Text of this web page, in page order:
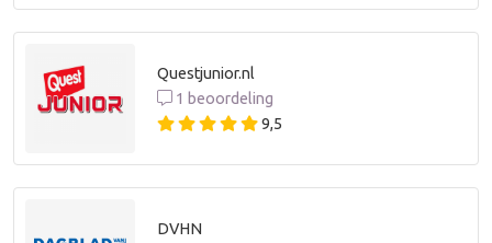
Questjunior.nl
1 beoordeling
9,5
DVHN